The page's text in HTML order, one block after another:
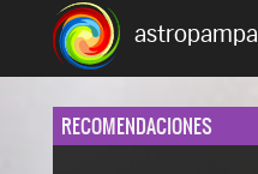
astropampa
RECOMENDACIONES